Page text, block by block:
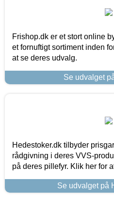
Frishop.dk er et stort online
et fornuftigt sortiment inden
at se deres udvalg.
Se udvalget
Hedestoker.dk tilbyder
rådgivning i deres VVS-
på deres pillefyr. Klik her for
Se udvalget på